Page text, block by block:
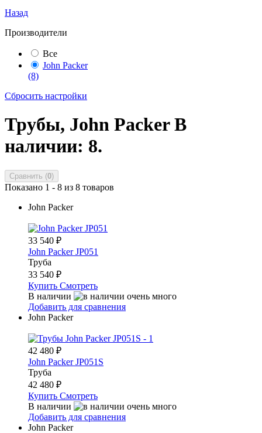
Назад
Производители
Все
John Packer
(8)
Сбросить настройки
Трубы, John Packer В
наличии: 8.
Сравнить (0)
Показано 1 - 8 из 8 товаров
John Packer
33 540 ₽
John Packer JP051
Труба
33 540 ₽
Купить Смотреть
В наличии
Добавить для сравнения
John Packer
42 480 ₽
John Packer JP051S
Труба
42 480 ₽
Купить Смотреть
В наличии
Добавить для сравнения
John Packer